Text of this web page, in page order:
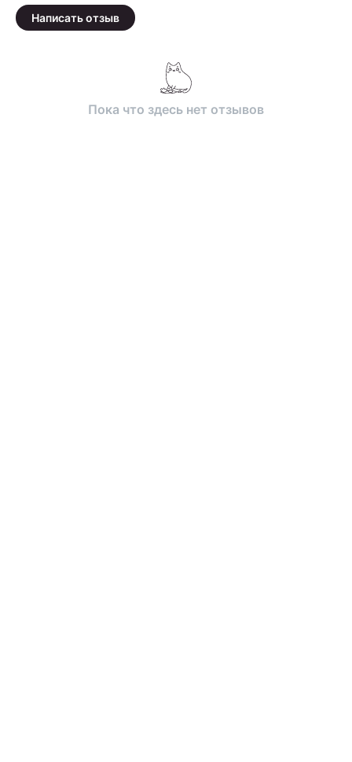
Написать отзыв
Пока что здесь нет отзывов